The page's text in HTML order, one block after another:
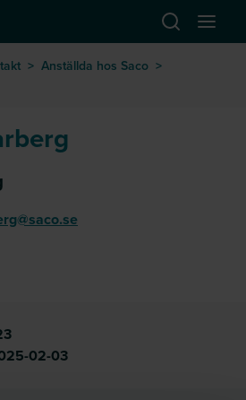
Öppna
> Anställda hos Saco >
02-03